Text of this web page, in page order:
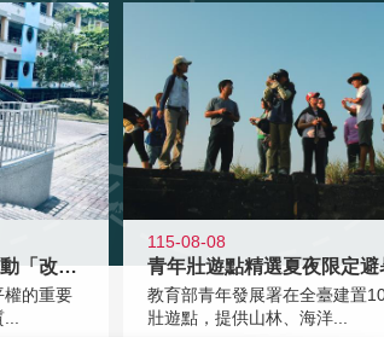
國教署補助22縣市積極推動「改善無
權的重要
115-08-08
教育部青年發展署在全臺建置
壯遊點，提供山林、海洋...